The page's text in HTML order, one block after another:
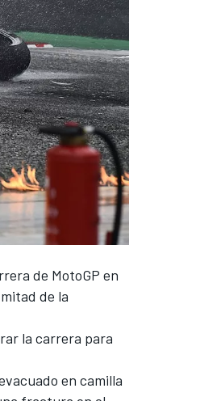
de MotoGP en
de la
la carrera para
en camilla